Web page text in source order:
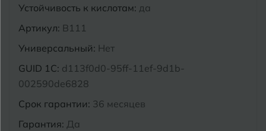
Устойчивость к кислотам: да
Артикул: B111
Универсальный: Нет
GUID 1C: d113f0d0-95ff-11ef-9d1b-
002590de6828
Срок гарантии: 36 месяцев
Гарантия: Да